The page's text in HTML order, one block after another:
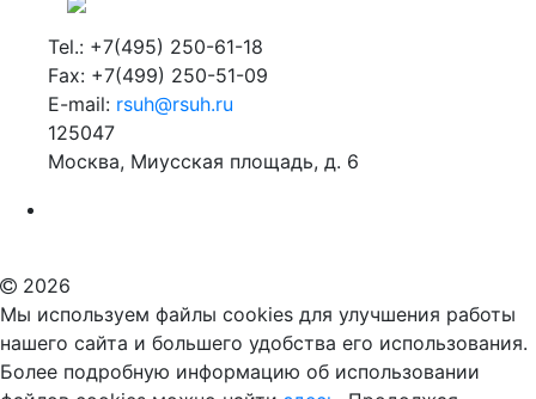
Tel.: +7(495) 250-61-18
Fax: +7(499) 250-51-09
E-mail: rsuh@rsuh.ru
125047
Москва, Миусская площадь, д. 6
2026
Мы используем файлы cookies для улучшения работы
нашего сайта и большего удобства его использования.
Более подробную информацию об использовании